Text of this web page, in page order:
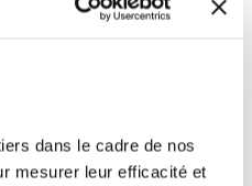
dans le cadre de nos
mesurer leur efficacité et